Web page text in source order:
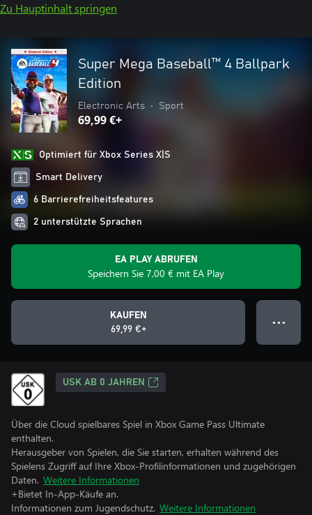
Zu Hauptinhalt springen
Super Mega Baseball™ 4 Ballpark
Edition
Electronic Arts • Sport
69,99 €+
Optimiert für Xbox Series X|S
Smart Delivery
6 Barrierefreiheitsfeatures
2 unterstützte Sprachen
EA PLAY ABRUFEN
Speichern Sie 7,00 € mit EA Play
KAUFEN
69,99 €+
● ● ●
USK AB 0 JAHREN
Über die Cloud spielbares Spiel in Xbox Game Pass Ultimate
enthalten.
Herausgeber von Spielen, die Sie starten, erhalten während des
Spielens Zugriff auf Ihre Xbox-Profilinformationen und zugehörigen
Daten. Weitere Informationen
+Bietet In-App-Käufe an.
Informationen zum Jugendschutz. Weitere Informationen